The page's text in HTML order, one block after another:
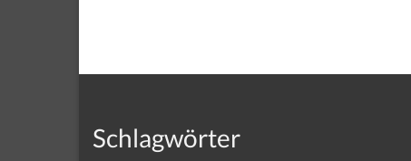
Schlagwörter